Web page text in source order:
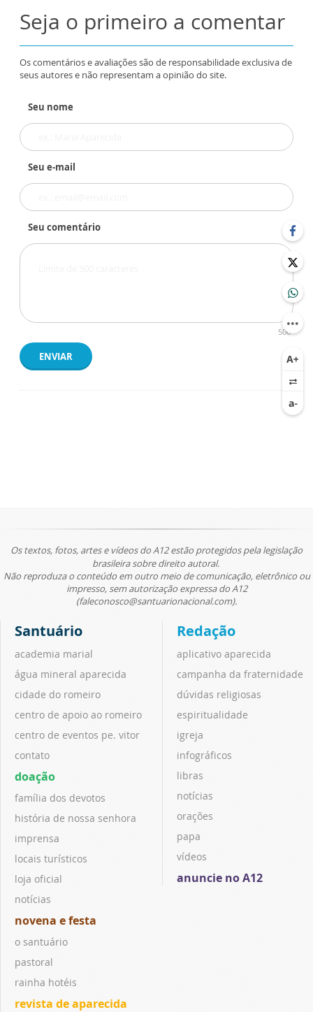
Seja o primeiro a comentar
Os comentários e avaliações são de responsabilidade exclusiva de
seus autores e não representam a opinião do site.
Seu nome
Seu e-mail
Seu comentário
500
ENVIAR
Os textos, fotos, artes e vídeos do A12 estão protegidos pela legislação
brasileira sobre direito autoral.
Não reproduza o conteúdo em outro meio de comunicação, eletrônico ou
impresso, sem autorização expressa do A12
(faleconosco@santuarionacional.com).
Santuário
academia marial
água mineral aparecida
cidade do romeiro
centro de apoio ao romeiro
centro de eventos pe. vitor
contato
doação
família dos devotos
história de nossa senhora
imprensa
locais turísticos
loja oficial
notícias
novena e festa
o santuário
pastoral
rainha hotéis
revista de aparecida
Redação
aplicativo aparecida
campanha da fraternidade
dúvidas religiosas
espiritualidade
igreja
infográficos
libras
notícias
orações
papa
vídeos
anuncie no A12